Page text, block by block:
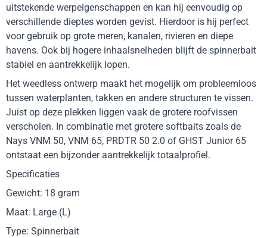
uitstekende werpeigenschappen en kan hij eenvoudig op
verschillende dieptes worden gevist. Hierdoor is hij perfect
voor gebruik op grote meren, kanalen, rivieren en diepe
havens. Ook bij hogere inhaalsnelheden blijft de spinnerbait
stabiel en aantrekkelijk lopen.
Het weedless ontwerp maakt het mogelijk om probleemloos
tussen waterplanten, takken en andere structuren te vissen.
Juist op deze plekken liggen vaak de grotere roofvissen
verscholen. In combinatie met grotere softbaits zoals de
Nays VNM 50, VNM 65, PRDTR 50 2.0 of GHST Junior 65
ontstaat een bijzonder aantrekkelijk totaalprofiel.
Specificaties
Gewicht: 18 gram
Maat: Large (L)
Type: Spinnerbait